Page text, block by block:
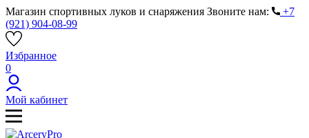
Магазин спортивных луков и снаряжения Звоните нам:
+7
(921) 904-08-99
Избранное
0
Мой кабинет